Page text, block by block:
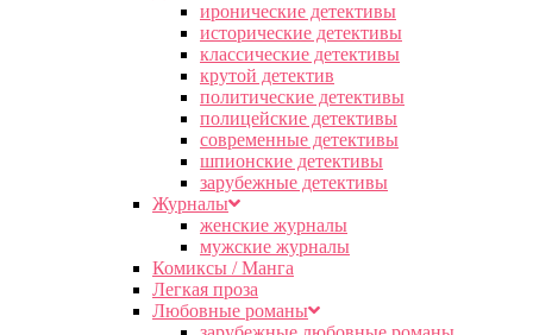
иронические детективы
исторические детективы
классические детективы
крутой детектив
политические детективы
полицейские детективы
современные детективы
шпионские детективы
зарубежные детективы
Журналы
женские журналы
мужские журналы
Комиксы / Манга
Легкая проза
Любовные романы